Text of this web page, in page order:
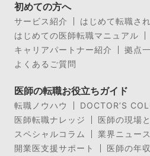
初めての方へ
サービス紹介
はじめて転職さ
はじめての医師転職マニュアル
キャリアパートナー紹介
拠点
よくあるご質問
医師の転職お役立ちガイド
転職ノウハウ
DOCTOR’S
医師転職ナレッジ
医師の現場
スペシャルコラム
業界ニュース
開業医支援サポート
医師の年